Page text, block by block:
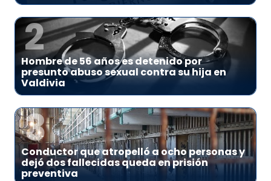
2
Hombre de 56 años es detenido por
presunto abuso sexual contra su hija en
Valdivia
3
Conductor que atropelló a ocho personas y
dejó dos fallecidas queda en prisión
preventiva